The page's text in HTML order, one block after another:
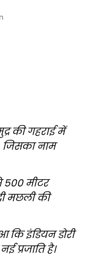
की गहराई में
जिसका नाम
मीटर
मछली की
कि इंडियन डोरी
प्रजाति है।